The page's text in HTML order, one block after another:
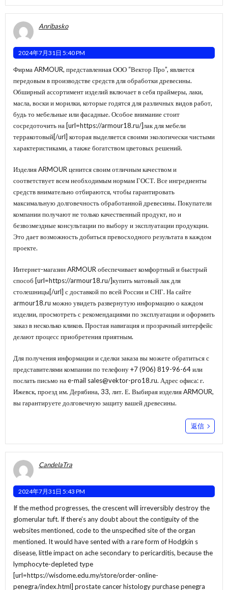
Anribasko
2024年7月31日 5:40 PM
Фирма ARMOUR, представленная ООО “Вектор Про”, является
передовым в производстве средств для обработки древесины.
Обширный ассортимент изделий включает в себя праймеры, лаки,
масла, воски и морилки, которые годятся для различных видов работ,
будь то мебельные или фасадные. Особое внимание стоит
сосредоточить на [url=https://armour18.ru/]лак для мебели
терракотовый[/url] которая выделяется своими экологически чистыми
характеристиками, а также богатством цветовых решений.
Изделия ARMOUR ценится своим отличным качеством и
соответствует всем необходимым нормам ГОСТ. Все ингредиенты
средств внимательно отбираются, чтобы гарантировать
максимальную долговечность обработанной древесины. Покупатели
компании получают не только качественный продукт, но и
безвозмездные консультации по выбору и эксплуатации продукции.
Это дает возможность добиться превосходного результата в каждом
проекте.
Интернет-магазин ARMOUR обеспечивает комфортный и быстрый
способ [url=https://armour18.ru/]купить матовый лак для
столешницы[/url] с доставкой по всей России и СНГ. На сайте
armour18.ru можно увидеть развернутую информацию о каждом
изделии, просмотреть с рекомендациями по эксплуатации и оформить
заказ в несколько кликов. Простая навигация и прозрачный интерфейс
делают процесс приобретения приятным.
Для получения информации и сделки заказа вы можете обратиться с
представителями компании по телефону +7 (906) 819-96-64 или
послать письмо на e-mail sales@vektor-pro18.ru. Адрес офиса: г.
Ижевск, проезд им. Дерябина, 33, лит. Е. Выбирая изделия ARMOUR,
вы гарантируете долговечную защиту вашей древесины.
返信
CandelaTra
2024年7月31日 5:43 PM
If the method progresses, the crescent will irreversibly destroy the
glomerular tuft. If there’s any doubt about the contiguity of the
websites mentioned, code to the unspecified site of the organ
mentioned. It would have sented with a rare form of Hodgkin s
disease, little impact on ache secondary to pericarditis, because the
lymphocyte-depleted type
[url=https://wisdome.edu.my/store/order-online-
penegra/index.html] prostate cancer histology purchase penegra